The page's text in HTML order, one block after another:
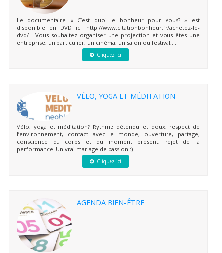
Le documentaire « C’est quoi le bonheur pour vous? » est
disponible en DVD ici http://www.citationbonheur.fr/achetez-le-
dvd/ ! Vous souhaitez organiser une projection et vous êtes une
entreprise, un particulier, un cinéma, un salon ou festival,...
Cliquez ici
VÉLO, YOGA ET MÉDITATION
Vélo, yoga et méditation? Rythme détendu et doux, respect de
l’environnement, contact avec le monde, ouverture, partage,
conscience du corps et du moment présent, rejet de la
performance. Un vrai mariage de passion :)
Cliquez ici
AGENDA BIEN-ÊTRE